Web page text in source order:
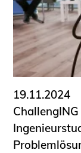
19.11.2024